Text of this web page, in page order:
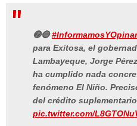
🔴🔵
para Exitosa, el
Lambayeque, Jorge
ha cumplido nada
fenómeno El Niño.
del crédito
pic.twitter.com/